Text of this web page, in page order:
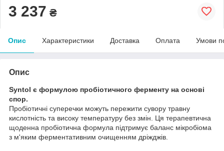
3 237 ₴
Опис Характеристики Доставка Оплата Умови
Опис
Syntol є формулою пробіотичного ферменту на основі
спор.
Пробіотичні суперечки можуть пережити сувору травну
кислотність та високу температуру без змін. Ця терапевтична
щоденна пробіотична формула підтримує баланс мікробіома
з м'яким ферментативним очищенням дріжджів.